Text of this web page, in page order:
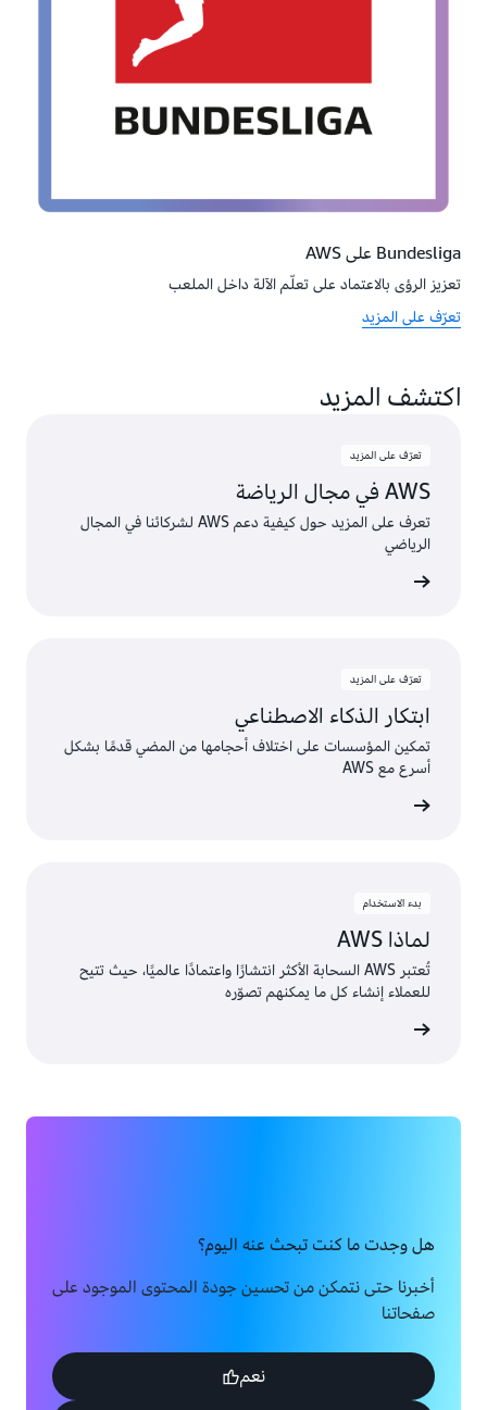
Bundesliga على AWS
تعزيز الرؤى بالاعتماد على تعلّم الآلة داخل الملعب
تعرّف على المزيد
اكتشف المزيد
تعرّف على المزيد
AWS في مجال الرياضة
تعرف على المزيد حول كيفية دعم AWS لشركائنا في المجال
الرياضي
تعرّف على المزيد
ابتكار الذكاء الاصطناعي
تمكين المؤسسات على اختلاف أحجامها من المضي قدمًا بشكل
أسرع مع AWS
بدء الاستخدام
لماذا AWS
تُعتبر AWS السحابة الأكثر انتشارًا واعتمادًا عالميًا، حيث تتيح
للعملاء إنشاء كل ما يمكنهم تصوّره
هل وجدت ما كنت تبحث عنه اليوم؟
أخبرنا حتى نتمكن من تحسين جودة المحتوى الموجود على
صفحاتنا
نعم